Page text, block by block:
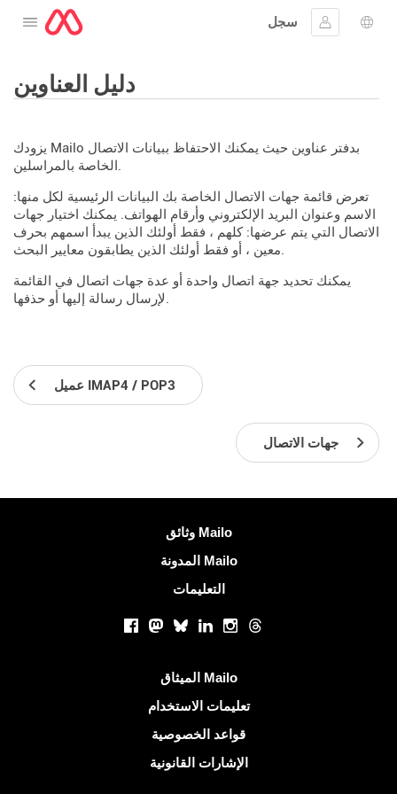
افتح القائمة
سجل
الدخولاللغة
دليل العناوين
يزودك Mailo بدفتر عناوين حيث يمكنك الاحتفاظ ببيانات الاتصال
الخاصة بالمراسلين.
تعرض قائمة جهات الاتصال الخاصة بك البيانات الرئيسية لكل منها:
الاسم وعنوان البريد الإلكتروني وأرقام الهواتف. يمكنك اختيار جهات
الاتصال التي يتم عرضها: كلهم ​​، فقط أولئك الذين يبدأ اسمهم بحرف
معين ، أو فقط أولئك الذين يطابقون معايير البحث.
يمكنك تحديد جهة اتصال واحدة أو عدة جهات اتصال في القائمة
لإرسال رسالة إليها أو حذفها.
عميل IMAP4 / POP3
جهات الاتصال
وثائق Mailo
المدونة Mailo
التعليمات
Facebook
Mastodon
BlueskyLinkedInInstagram
Threads
الميثاق Mailo
تعليمات الاستخدام
قواعد الخصوصية
الإشارات القانونية